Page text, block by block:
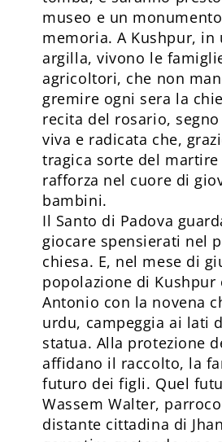
museo e un
memoria. A Kushpur, in
argilla, vivono le
agricoltori, che non
gremire ogni sera la
recita del rosario,
viva e radicata che,
tragica sorte del martire
rafforza nel cuore di
bambini.
Il Santo di Padova
giocare spensierati nel
chiesa. E, nel mese di
popolazione di Kushpur
Antonio con la novena
urdu, campeggia ai lati
statua. Alla protezione
affidano il raccolto, la
futuro dei figli. Quel
Wassem Walter,
distante cittadina di